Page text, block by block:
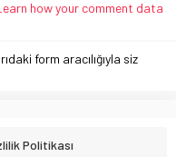
how your comment data
form aracılığıyla siz
Politikası